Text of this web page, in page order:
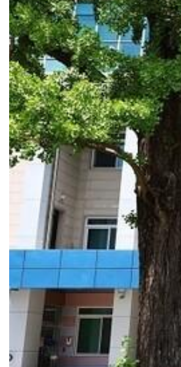
능주면 주민자치센터, 폭염 속 오일장 ‘시
[과문융합] 헬멧을 쓴 마야